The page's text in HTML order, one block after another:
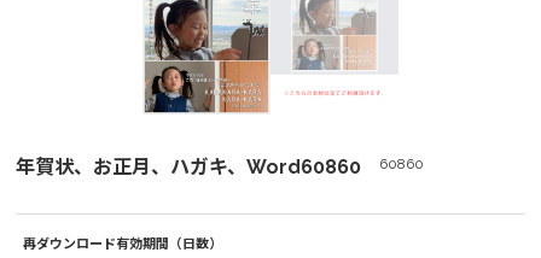
年賀状、お正月、ハガキ、Word60860 60860
再ダウンロード有効期間（日数）